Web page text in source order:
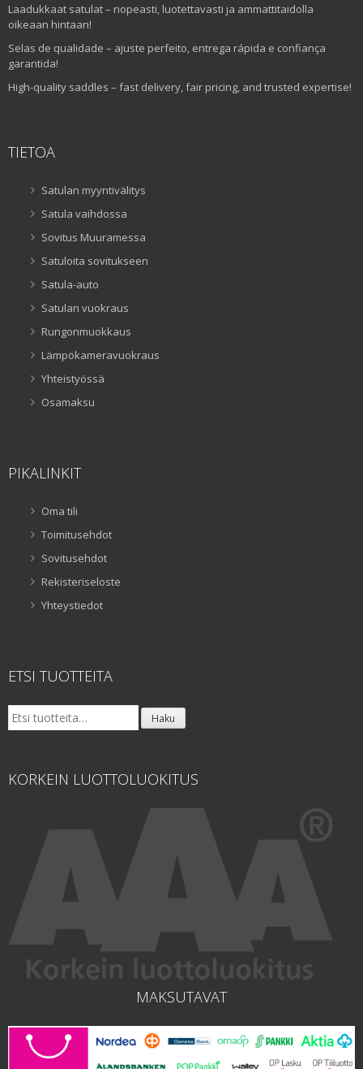
Laadukkaat satulat – nopeasti, luotettavasti ja ammattitaidolla
oikeaan hintaan!
Selas de qualidade – ajuste perfeito, entrega rápida e confiança
garantida!
High-quality saddles – fast delivery, fair pricing, and trusted expertise!
TIETOA
Satulan myyntivälitys
Satula vaihdossa
Sovitus Muuramessa
Satuloita sovitukseen
Satula-auto
Satulan vuokraus
Rungonmuokkaus
Lämpökameravuokraus
Yhteistyössä
Osamaksu
PIKALINKIT
Oma tili
Toimitusehdot
Sovitusehdot
Rekisteriseloste
Yhteystiedot
ETSI TUOTTEITA
Etsi: Haku
KORKEIN LUOTTOLUOKITUS
MAKSUTAVAT